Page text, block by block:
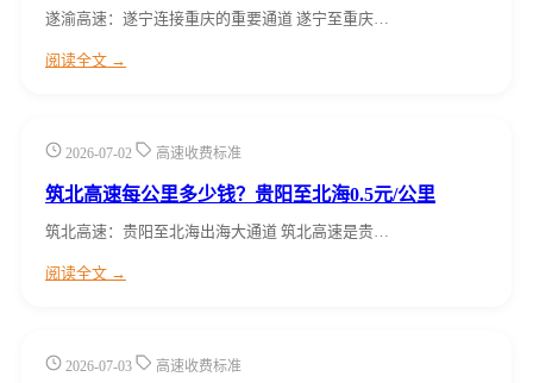
遂渝高速：遂宁连接重庆的重要通道 遂宁至重庆…
阅读全文 →
2026-07-02 高速收费标准
筑北高速每公里多少钱？贵阳至北海0.5元/公里
筑北高速：贵阳至北海出海大通道 筑北高速是贵…
阅读全文 →
2026-07-03 高速收费标准